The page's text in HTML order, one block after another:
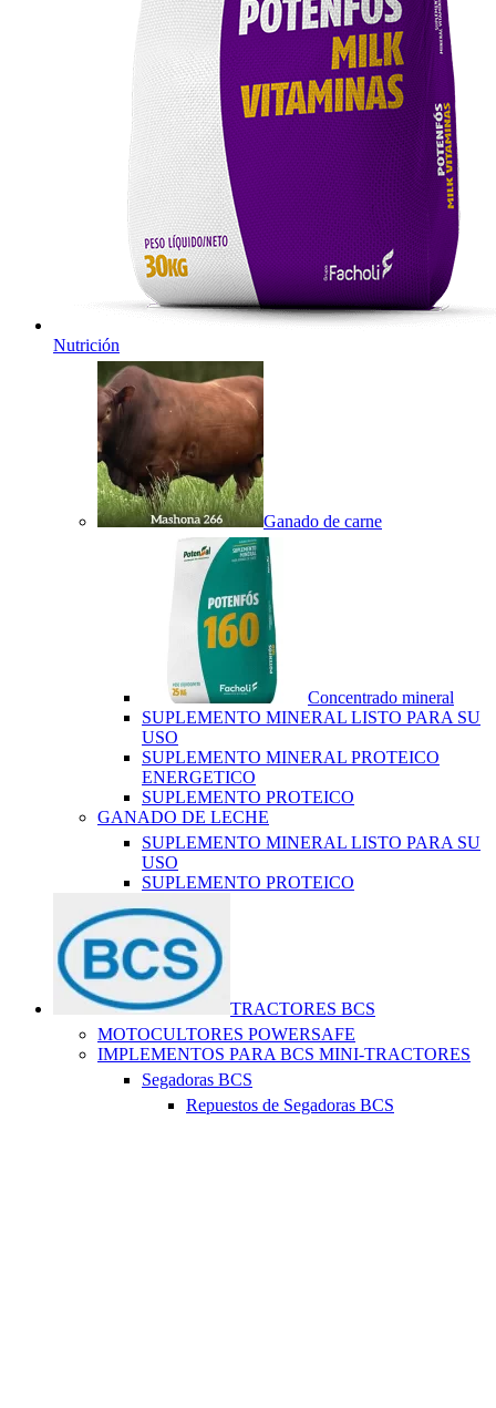
Nutrición
Ganado de carne
Concentrado mineral
SUPLEMENTO MINERAL LISTO PARA SU
USO
SUPLEMENTO MINERAL PROTEICO
ENERGETICO
SUPLEMENTO PROTEICO
GANADO DE LECHE
SUPLEMENTO MINERAL LISTO PARA SU
USO
SUPLEMENTO PROTEICO
TRACTORES BCS
MOTOCULTORES POWERSAFE
IMPLEMENTOS PARA BCS MINI-TRACTORES
Segadoras BCS
Repuestos de Segadoras BCS